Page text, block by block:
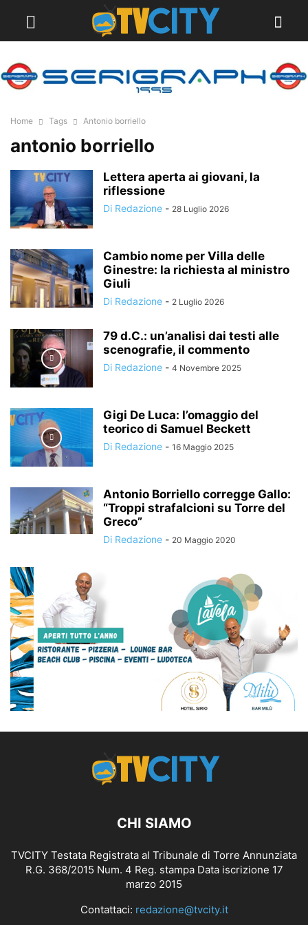
Home Tags Antonio borriello
antonio borriello
Lettera aperta ai giovani, la
riflessione
Di Redazione - 28 Luglio 2026
Cambio nome per Villa delle
Ginestre: la richiesta al ministro
Giuli
Di Redazione - 2 Luglio 2026
79 d.C.: un’analisi dai testi alle
scenografie, il commento
Di Redazione - 4 Novembre 2025
Gigi De Luca: l’omaggio del
teorico di Samuel Beckett
Di Redazione - 16 Maggio 2025
Antonio Borriello corregge Gallo:
“Troppi strafalcioni su Torre del
Greco”
Di Redazione - 20 Maggio 2020
CHI SIAMO
TVCITY Testata Registrata al Tribunale di Torre Annunziata
R.G. 368/2015 Num. 4 Reg. stampa Data iscrizione 17
marzo 2015
Contattaci: redazione@tvcity.it